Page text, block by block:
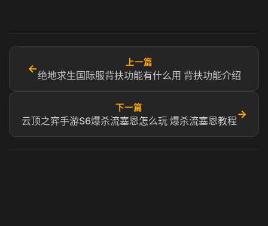
←
上一篇
绝地求生国际服背扶功能有什么用 背扶功能介绍
下一篇
云顶之弈手游S6爆杀流塞恩怎么玩 爆杀流塞恩教程
→